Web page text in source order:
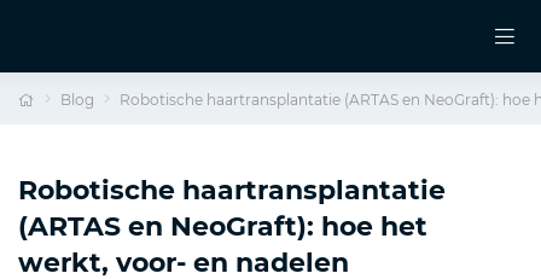
Blog Robotische haartransplantatie (ARTAS en NeoGraft):
Robotische haartransplantatie
(ARTAS en NeoGraft): hoe het
werkt, voor- en nadelen